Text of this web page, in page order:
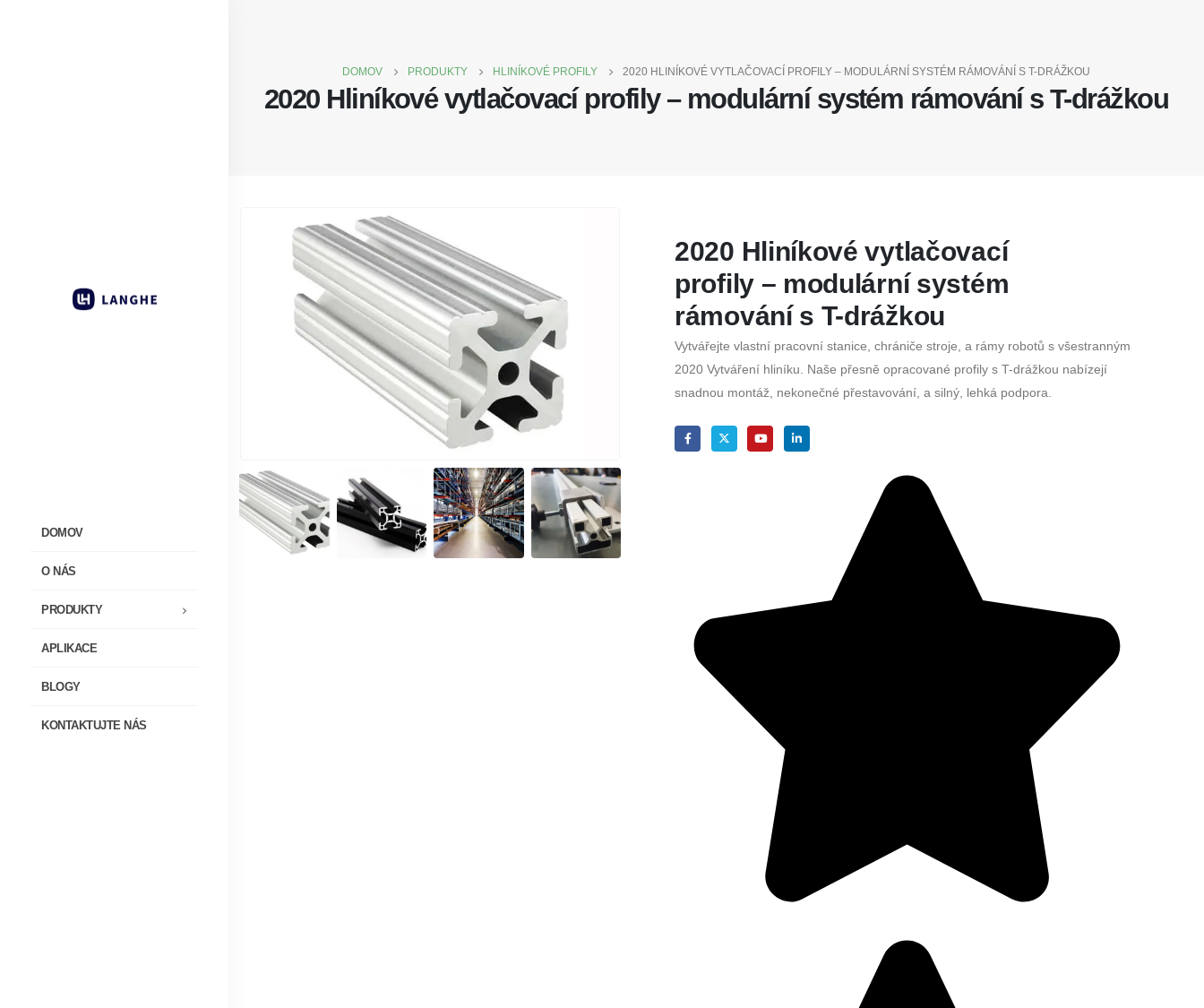
DOMOV
O NÁS
PRODUKTY
APLIKACE
BLOGY
KONTAKTUJTE NÁS
DOMOV PRODUKTY HLINÍKOVÉ PROFILY 2020 HLINÍKOVÉ VYTLAČOVACÍ PROFILY – MODULÁRNÍ SYSTÉM RÁMOVÁNÍ S T-DRÁŽKOU
2020 Hliníkové vytlačovací profily – modulární systém rámování s T-drážkou
2020 Hliníkové vytlačovací
profily – modulární systém
rámování s T-drážkou
Vytvářejte vlastní pracovní stanice, chrániče stroje, a rámy robotů s všestranným
2020 Vytváření hliníku. Naše přesně opracované profily s T-drážkou nabízejí
snadnou montáž, nekonečné přestavování, a silný, lehká podpora.